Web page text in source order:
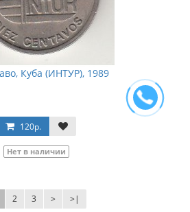
Куба (ИНТУР), 1989
120р.
Нет в наличии
2 3 > >|